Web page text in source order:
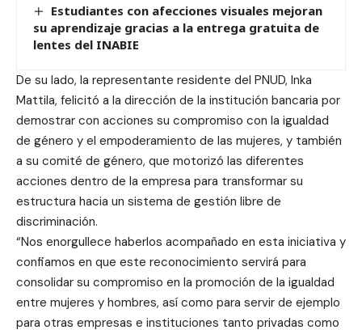
Estudiantes con afecciones visuales mejoran
su aprendizaje gracias a la entrega gratuita de
lentes del INABIE
De su lado, la representante residente del PNUD, Inka
Mattila, felicitó a la dirección de la institución bancaria por
demostrar con acciones su compromiso con la igualdad
de género y el empoderamiento de las mujeres, y también
a su comité de género, que motorizó las diferentes
acciones dentro de la empresa para transformar su
estructura hacia un sistema de gestión libre de
discriminación.
“Nos enorgullece haberlos acompañado en esta iniciativa y
confiamos en que este reconocimiento servirá para
consolidar su compromiso en la promoción de la igualdad
entre mujeres y hombres, así como para servir de ejemplo
para otras empresas e instituciones tanto privadas como